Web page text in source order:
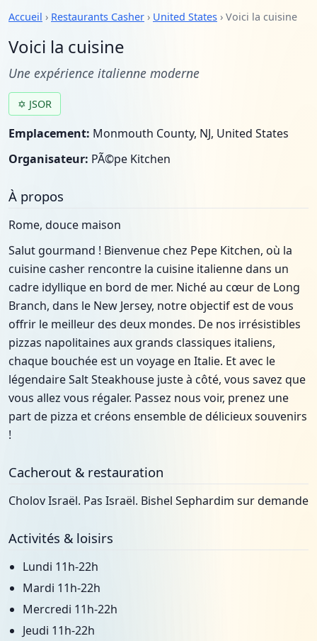
Accueil › Restaurants Casher › United States › Voici la cuisine
Voici la cuisine
Une expérience italienne moderne
✡ JSOR
Emplacement: Monmouth County, NJ, United States
Organisateur: PÃ©pe Kitchen
À propos
Rome, douce maison
Salut gourmand ! Bienvenue chez Pepe Kitchen, où la
cuisine casher rencontre la cuisine italienne dans un
cadre idyllique en bord de mer. Niché au cœur de Long
Branch, dans le New Jersey, notre objectif est de vous
offrir le meilleur des deux mondes. De nos irrésistibles
pizzas napolitaines aux grands classiques italiens,
chaque bouchée est un voyage en Italie. Et avec le
légendaire Salt Steakhouse juste à côté, vous savez que
vous allez vous régaler. Passez nous voir, prenez une
part de pizza et créons ensemble de délicieux souvenirs
!
Cacherout & restauration
Cholov Israël. Pas Israël. Bishel Sephardim sur demande
Activités & loisirs
Lundi 11h-22h
Mardi 11h-22h
Mercredi 11h-22h
Jeudi 11h-22h